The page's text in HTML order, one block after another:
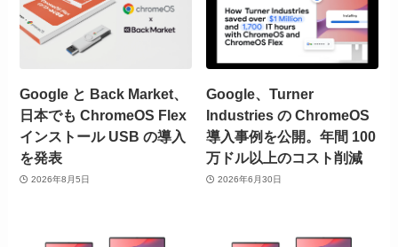
Google と Back Market、
日本でも ChromeOS Flex
インストール USB の導入
を発表
2026年8月5日
Google、Turner
Industries の ChromeOS
導入事例を公開。年間 100
万ドル以上のコスト削減
2026年6月30日